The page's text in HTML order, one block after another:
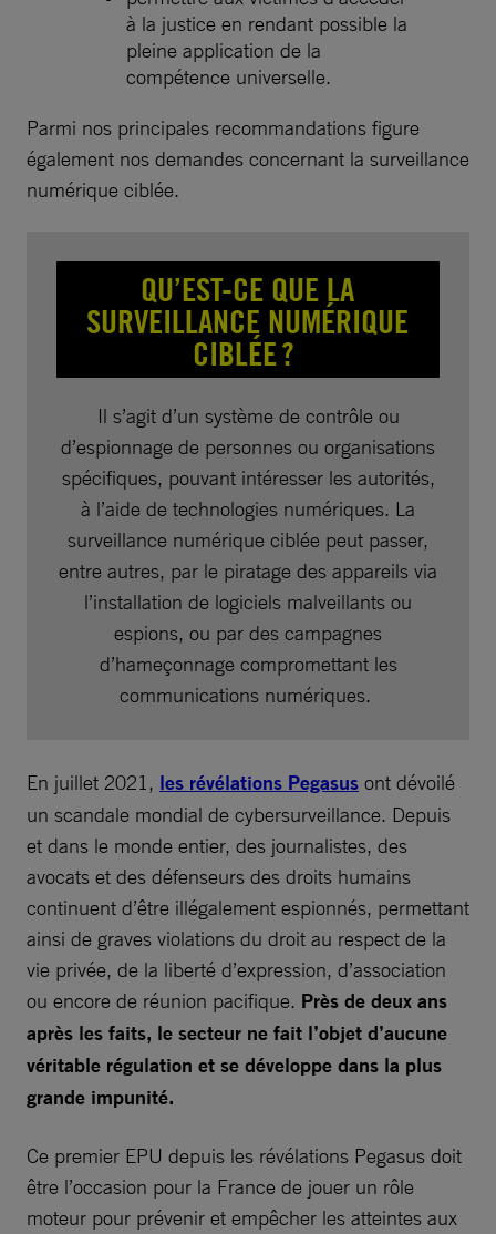
à la justice en rendant possible la
pleine application de la
compétence universelle.
Parmi nos principales recommandations figure
également nos demandes concernant la surveillance
numérique ciblée.
QU’EST-CE QUE LA
SURVEILLANCE NUMÉRIQUE
CIBLÉE ?
Il s’agit d’un système de contrôle ou
d’espionnage de personnes ou organisations
spécifiques, pouvant intéresser les autorités,
à l’aide de technologies numériques. La
surveillance numérique ciblée peut passer,
entre autres, par le piratage des appareils via
l’installation de logiciels malveillants ou
espions, ou par des campagnes
d’hameçonnage compromettant les
communications numériques.
En juillet 2021, les révélations Pegasus ont dévoilé
un scandale mondial de cybersurveillance. Depuis
et dans le monde entier, des journalistes, des
avocats et des défenseurs des droits humains
continuent d’être illégalement espionnés, permettant
ainsi de graves violations du droit au respect de la
vie privée, de la liberté d’expression, d’association
ou encore de réunion pacifique. Près de deux ans
après les faits, le secteur ne fait l’objet d’aucune
véritable régulation et se développe dans la plus
grande impunité.
Ce premier EPU depuis les révélations Pegasus doit
être l’occasion pour la France de jouer un rôle
moteur pour prévenir et empêcher les atteintes aux